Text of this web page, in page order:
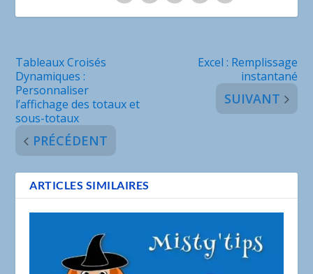
Tableaux Croisés
Dynamiques :
Personnaliser
l’affichage des totaux et
sous-totaux
PRÉCÉDENT
Excel : Remplissage
instantané
SUIVANT
ARTICLES SIMILAIRES